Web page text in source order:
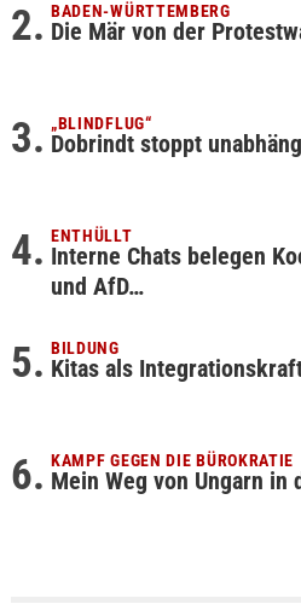
BADEN-WÜRTTEMBERG
Die Mär von der
„BLINDFLUG“
Dobrindt stoppt
ENTHÜLLT
Interne Chats belegen
und AfD…
BILDUNG
Kitas als
KAMPF GEGEN DIE BÜROKRATIE
Mein Weg von Ungarn in